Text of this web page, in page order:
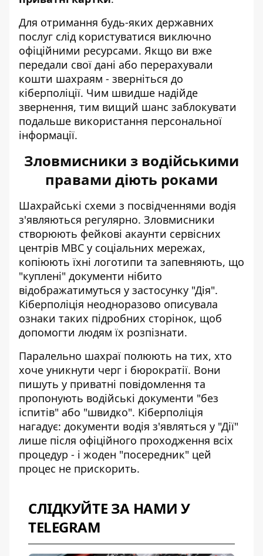
Для отримання будь-яких державних
послуг слід користуватися виключно
офіційними ресурсами. Якщо ви вже
передали свої дані або перерахували
кошти шахраям - зверніться до
кіберполіції. Чим швидше надійде
звернення, тим вищий шанс заблокувати
подальше використання персональної
інформації.
Зловмисники з водійськими
правами діють роками
Шахрайські схеми з посвідченнями водія
з'являються регулярно. Зловмисники
створюють фейкові акаунти сервісних
центрів МВС у соціальних мережах,
копіюють їхні логотипи та запевняють, що
"куплені" документи нібито
відображатимуться у застосунку "Дія".
Кіберполіція неодноразово описувала
ознаки таких підробних сторінок, щоб
допомогти людям їх розпізнати.
Паралельно шахраї полюють на тих, хто
хоче уникнути черг і бюрократії. Вони
пишуть у приватні повідомлення та
пропонують водійські документи "без
іспитів" або "швидко". Кіберполіція
нагадує: документи водія з'являться у "Дії"
лише після офіційного проходження всіх
процедур - і жоден "посередник" цей
процес не прискорить.
СЛІДКУЙТЕ ЗА НАМИ У
TELEGRAM